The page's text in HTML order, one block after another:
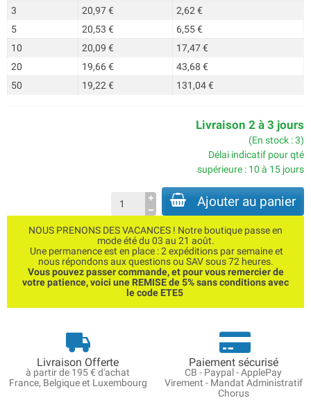
3
20,97 €
2,62 €
5
20,53 €
6,55 €
10
20,09 €
17,47 €
20
19,66 €
43,68 €
50
19,22 € 131,04 €
Livraison 2 à 3 jours
(En stock : 3)
Délai indicatif pour qté
supérieure : 10 à 15 jours
Ajouter au panier
NOUS PRENONS DES VACANCES ! Notre boutique passe en
mode été du 03 au 21 août.
Une permanence est en place : 2 expéditions par semaine et
nous répondons aux questions ou SAV sous 72 heures.
Vous pouvez passer commande, et pour vous remercier de
votre patience, voici une REMISE de 5% sans conditions avec
le code ETE5
Livraison Offerte
à partir de 195 € d'achat
France, Belgique et Luxembourg
Paiement sécurisé
CB - Paypal - ApplePay
Virement - Mandat Administratif
Chorus